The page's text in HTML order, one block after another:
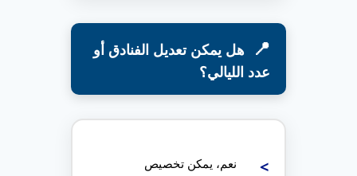
هل يمكن تعديل الفنادق أو
عدد الليالي؟
نعم، يمكن تخصيص